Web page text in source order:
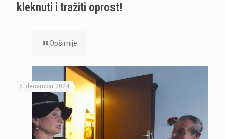
kleknuti i tražiti oprost!
Opširnije
5. decembar 2024.